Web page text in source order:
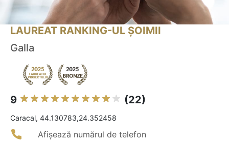
LAUREAT RANKING-UL ȘOIMII
Galla
9 (22)
Caracal, 44.130783,24.352458
Afișează numărul de telefon